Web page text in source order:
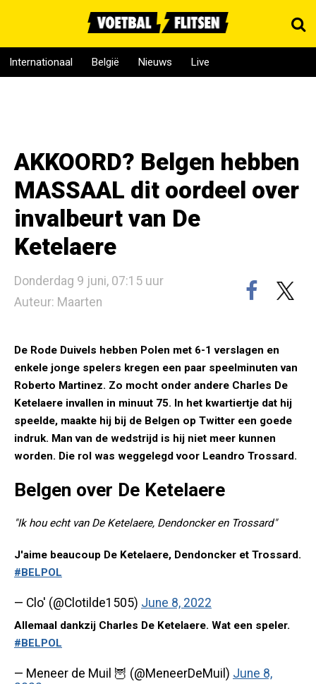
Internationaal België Nieuws Live
AKKOORD? Belgen hebben
MASSAAL dit oordeel over
invalbeurt van De
Ketelaere
Donderdag 9 juni, 07:15 uur
Auteur: Maarten
De Rode Duivels hebben Polen met 6-1 verslagen en
enkele jonge spelers kregen een paar speelminuten van
Roberto Martinez. Zo mocht onder andere Charles De
Ketelaere invallen in minuut 75. In het kwartiertje dat hij
speelde, maakte hij bij de Belgen op Twitter een goede
indruk. Man van de wedstrijd is hij niet meer kunnen
worden. Die rol was weggelegd voor Leandro Trossard.
Belgen over De Ketelaere
"Ik hou echt van De Ketelaere, Dendoncker en Trossard"
J'aime beaucoup De Ketelaere, Dendoncker et Trossard.
#BELPOL
— Clo' (@Clotilde1505) June 8, 2022
Allemaal dankzij Charles De Ketelaere. Wat een speler.
#BELPOL
— Meneer de Muil 🦉 (@MeneerDeMuil) June 8,